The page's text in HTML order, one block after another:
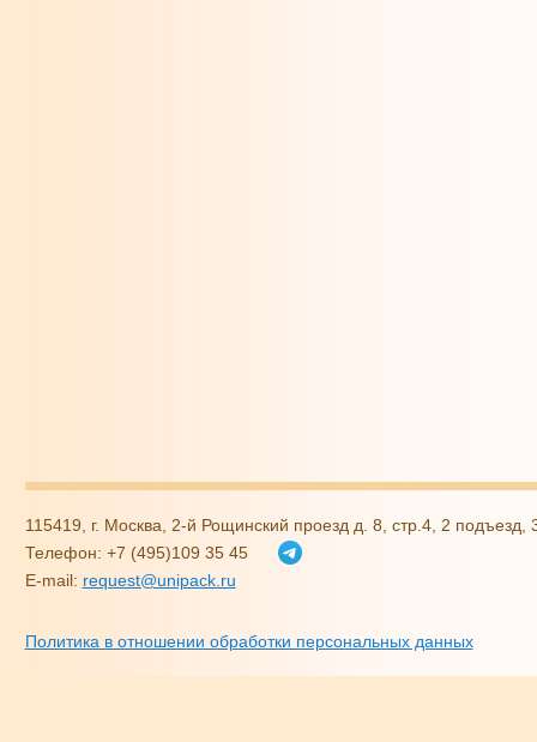
115419, г. Москва, 2-й Рощинский проезд д. 8, стр.4, 2
Телефон: +7 (495)109 35 45
E-mail: request@unipack.ru
Политика в отношении обработки персональных данных